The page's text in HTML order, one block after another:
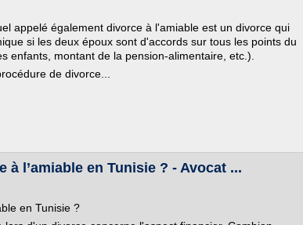
appelé également divorce à l'amiable est un divorce qui
si les deux époux sont d'accords sur tous les points du
enfants, montant de la pension-alimentaire, etc.).
de divorce...
l’amiable en Tunisie ? - Avocat ...
en Tunisie ?